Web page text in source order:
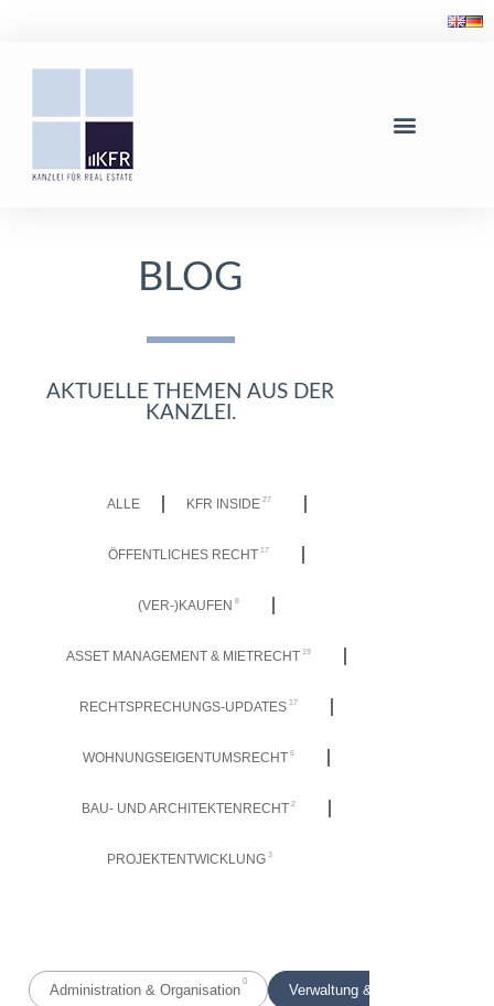
BLOG
AKTUELLE THEMEN AUS DER
KANZLEI.
ALLE KFR INSIDE 27
ÖFFENTLICHES RECHT 17
(VER-)KAUFEN 8
ASSET MANAGEMENT & MIETRECHT 19
RECHTSPRECHUNGS-UPDATES 17
WOHNUNGSEIGENTUMSRECHT 6
BAU- UND ARCHITEKTENRECHT 2
PROJEKTENTWICKLUNG 3
Administration & Organisation
0
Verwaltung & Organisation